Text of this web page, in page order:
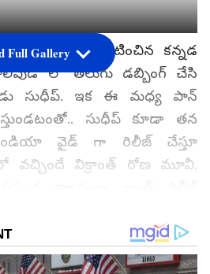
తను హీరోగా నటించిన కన్నడ
లో తెలుగు డబ్బింగ్ చేసి
సుధీప్. ఇక ఈ మధ్య పాన్
సుధీప్ కూడా తన
వైడ్ గా రిలీజ్ చేస్తూ
వచ్చిందే విక్రాంత్ రోణ మూవీ.
Full Gallery